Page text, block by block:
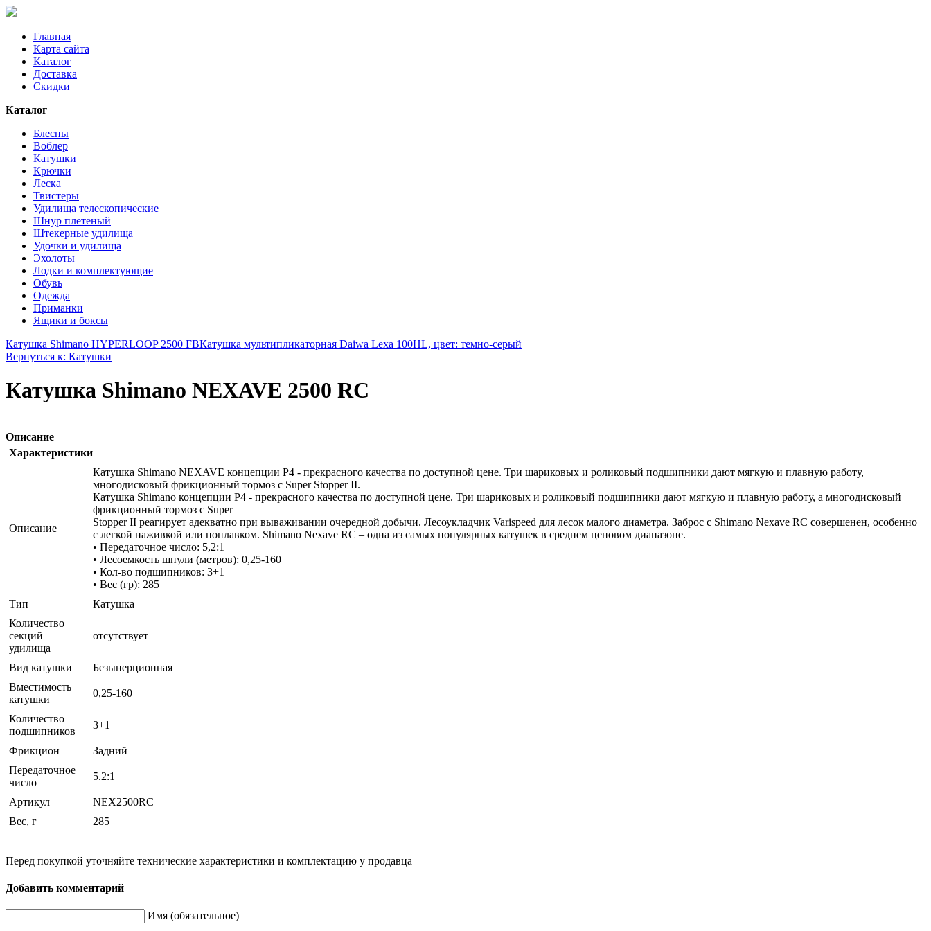
Главная
Карта сайта
Каталог
Доставка
Скидки
Каталог
Блесны
Воблер
Катушки
Крючки
Леска
Твистеры
Удилища телескопические
Шнур плетеный
Штекерные удилища
Удочки и удилища
Эхолоты
Лодки и комплектующие
Обувь
Одежда
Приманки
Ящики и боксы
Катушка Shimano HYPERLOOP 2500 FBКатушка мультипликаторная Daiwa Lexa 100HL, цвет: темно-серый
Вернуться к: Катушки
Катушка Shimano NEXAVE 2500 RC
Описание
Характеристики
Описание
Катушка Shimano NEXAVE концепции Р4 - прекрасного качества по доступной цене. Три шариковых и роликовый подшипники дают мягкую и плавную работу,
многодисковый фрикционный тормоз с Super Stopper II.
Катушка Shimano концепции Р4 - прекрасного качества по доступной цене. Три шариковых и роликовый подшипники дают мягкую и плавную работу, а многодисковый
фрикционный тормоз с Super
Stopper II реагирует адекватно при вываживании очередной добычи. Лесоукладчик Varispeed для лесок малого диаметра. Заброс с Shimano Nexave RC совершенен, особенно
с легкой наживкой или поплавком. Shimano Nexave RC – одна из самых популярных катушек в среднем ценовом диапазоне.
• Передаточное число: 5,2:1
• Лесоемкость шпули (метров): 0,25-160
• Кол-во подшипников: 3+1
• Вес (гр): 285
Тип
Катушка
Количество
секций
удилища
отсутствует
Вид катушки
Безынерционная
Вместимость
катушки
0,25-160
Количество
подшипников
3+1
Фрикцион
Задний
Передаточное
число
5.2:1
Артикул
NEX2500RC
Вес, г
285
Перед покупкой уточняйте технические характеристики и комплектацию у продавца
Добавить комментарий
Имя (обязательное)